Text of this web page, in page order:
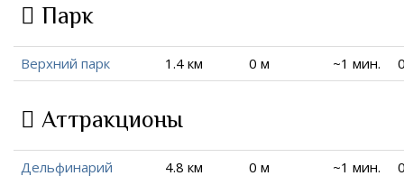
Парк
Верхний парк 1.4 км 0 м ~1 мин.
Аттракционы
Дельфинарий 4.8 км 0 м ~1 мин.